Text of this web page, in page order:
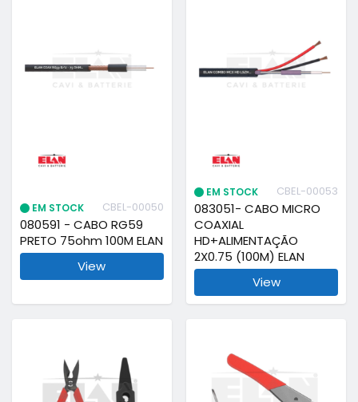
EM STOCK CBEL-00050
080591 - CABO RG59
PRETO 75ohm 100M ELAN
View
EM STOCK CBEL-00053
083051- CABO MICRO
COAXIAL
HD+ALIMENTAÇÃO
2X0.75 (100M) ELAN
View